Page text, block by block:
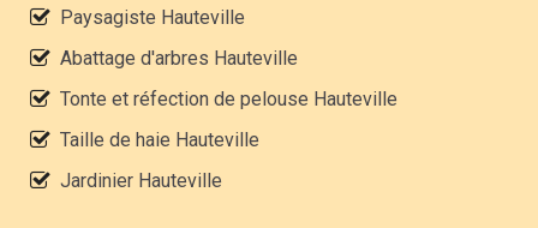
Paysagiste Hauteville
Abattage d'arbres Hauteville
Tonte et réfection de pelouse Hauteville
Taille de haie Hauteville
Jardinier Hauteville